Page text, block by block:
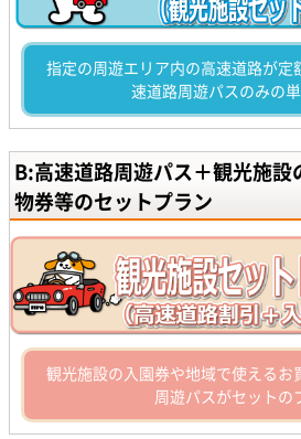
指定の周遊エリア内の高速道路が定
速道路周遊パスのみの
B:高速道路周遊パス＋観光施設
物券等のセットプラン
観光施設の入園券や地域で使えるお
周遊パスがセットの